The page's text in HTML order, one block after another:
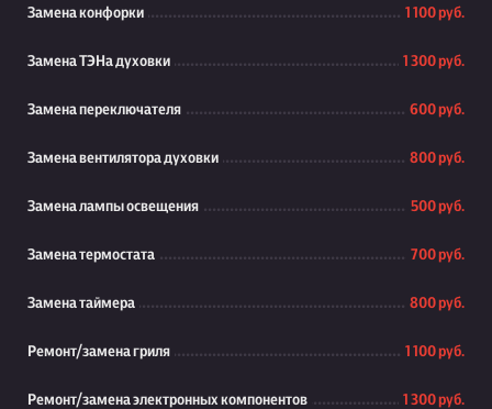
Замена конфорки 1 100 руб.
Замена ТЭНа духовки 1 300 руб.
Замена переключателя 600 руб.
Замена вентилятора духовки 800 руб.
Замена лампы освещения 500 руб.
Замена термостата 700 руб.
Замена таймера 800 руб.
Ремонт/замена гриля 1 100 руб.
Ремонт/замена электронных компонентов 1 300 руб.